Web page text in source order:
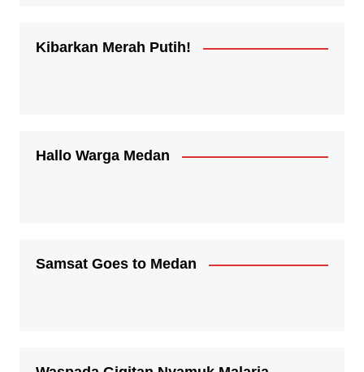
Kibarkan Merah Putih!
Hallo Warga Medan
Samsat Goes to Medan